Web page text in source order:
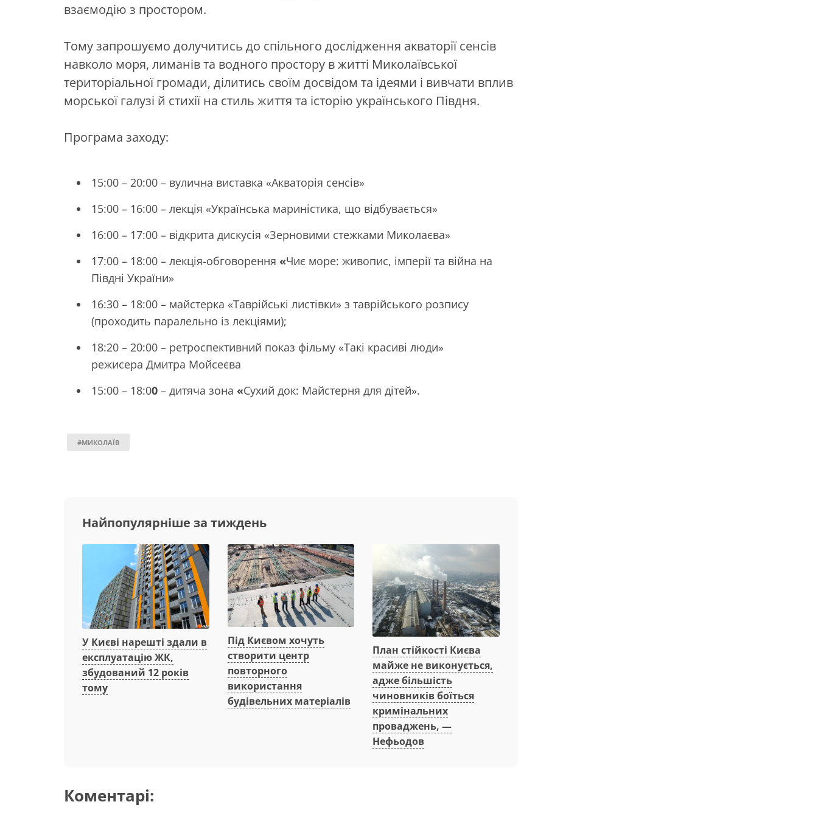
взаємодію з простором.
Тому запрошуємо долучитись до спільного дослідження акваторії сенсів
навколо моря, лиманів та водного простору в житті Миколаївської
територіальної громади, ділитись своїм досвідом та ідеями і вивчати вплив
морської галузі й стихії на стиль життя та історію українського Півдня.
Програма заходу:
15:00 – 20:00 – вулична виставка «Акваторія сенсів»
15:00 – 16:00 – лекція «Українська мариністика, що відбувається»
16:00 – 17:00 – відкрита дискусія «Зерновими стежками Миколаєва»
17:00 – 18:00 – лекція-обговорення «Чиє море: живопис, імперії та війна на
Півдні України»
16:30 – 18:00 – майстерка «Таврійські листівки» з таврійського розпису
(проходить паралельно із лекціями);
18:20 – 20:00 – ретроспективний показ фільму «Такі красиві люди»
режисера Дмитра Мойсеєва
15:00 – 18:00 – дитяча зона «Сухий док: Майстерня для дітей».
#МИКОЛАЇВ
Найпопулярніше за тиждень
У Києві нарешті здали в
експлуатацію ЖК,
збудований 12 років
тому
Під Києвом хочуть
створити центр
повторного
використання
будівельних матеріалів
План стійкості Києва
майже не виконується,
адже більшість
чиновників боїться
кримінальних
проваджень, —
Нефьодов
Коментарі: